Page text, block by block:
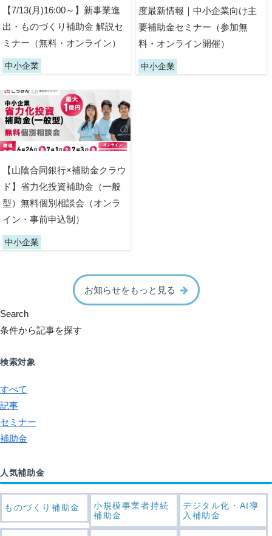
【7/13(月)16:00～】新事業進
出・ものづくり補助金 解説セ
ミナー（無料・オンライン）
中小企業
度最新情報｜中小企業向け主
要補助金セミナー（参加無
料・オンライン開催）
中小企業
【山陰合同銀行×補助金クラウ
ド】省力化投資補助金（一般
型）無料個別相談会（オンラ
イン・事前申込制）
中小企業
お知らせをもっと見る
Search
条件から記事を探す
検索対象
すべて
記事
セミナー
補助金
人気補助金
ものづくり補助金
小規模事業者持続
補助金
デジタル化・AI導
入補助金